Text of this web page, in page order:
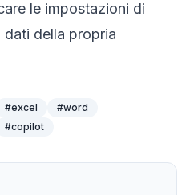
le impostazioni di
della propria
#excel #word
#copilot